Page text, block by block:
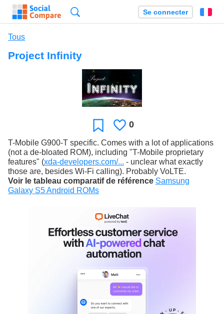
Se connecter
Tous
Project Infinity
Favori J'aime
0
T-Mobile G900-T specific. Comes with a lot of applications
(not a de-bloated ROM), including "T-Mobile proprietary
features" (xda-developers.com/... - unclear what exactly
those are, besides Wi-Fi calling). Probably VoLTE.
Voir le tableau comparatif de référence Samsung
Galaxy S5 Android ROMs